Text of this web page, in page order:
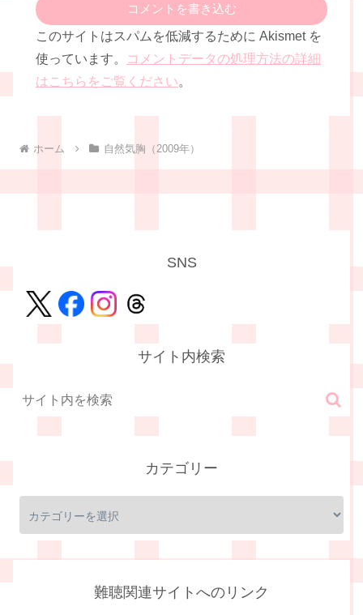
コメントを書き込む
このサイトはスパムを低減するために Akismet を
使っています。
コメントデータの処理方法の詳細
はこちらをご覧ください。
ホーム 自然気胸（2009年）
SNS
サイト内検索
カテゴリー
難聴関連サイトへのリンク